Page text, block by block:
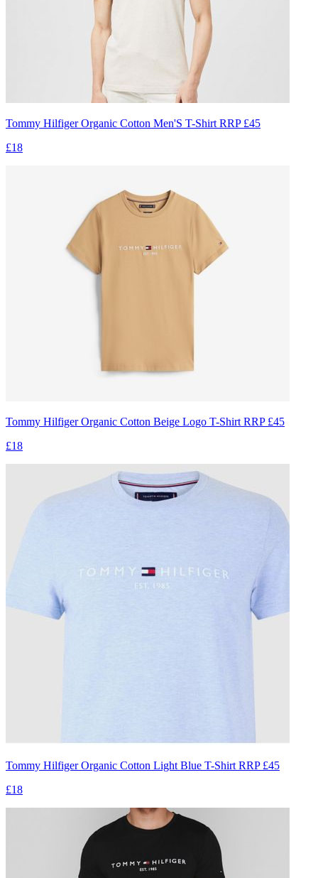
Tommy Hilfiger Organic Cotton Men'S T-Shirt RRP £45
£18
Tommy Hilfiger Organic Cotton Beige Logo T-Shirt RRP £45
£18
Tommy Hilfiger Organic Cotton Light Blue T-Shirt RRP £45
£18